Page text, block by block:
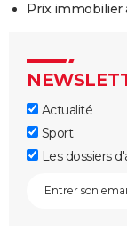
Prix immobilier
Actualité
Sport
Les dossiers